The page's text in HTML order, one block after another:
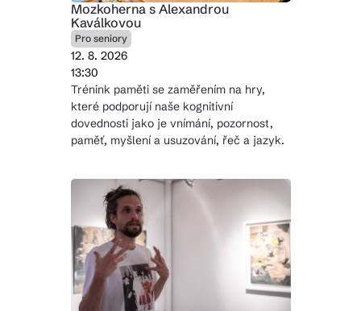
Mozkoherna s Alexandrou
Kaválkovou
Pro seniory
12. 8. 2026
13:30
Trénink paměti se zaměřením na hry,
které podporují naše kognitivní
dovednosti jako je vnímání, pozornost,
paměť, myšlení a usuzování, řeč a jazyk.